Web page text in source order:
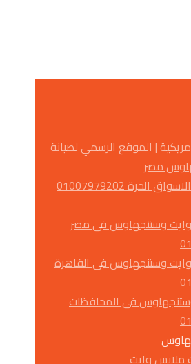
| الموقع الرسمي لصيانة
مصر
الحرة 01007979202
وايت وستنجهاوس فى مصر
وستنجهاوس فى القاهرة
فى المحافظات
ملابس وايت